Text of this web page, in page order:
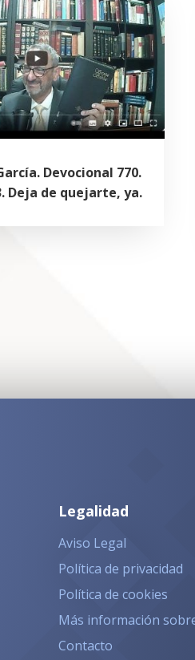
Devocional 770.
Deja de quejarte, ya.
Legalidad
Aviso Legal
Política de privacidad
Política de cookies
Más información
Contacto